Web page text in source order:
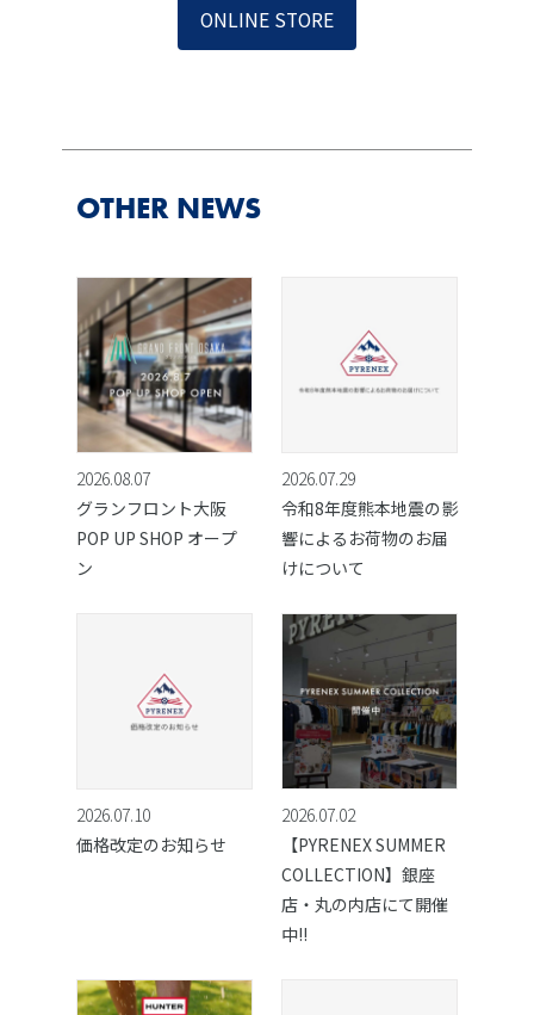
ONLINE STORE
OTHER NEWS
2026.08.07
グランフロント大阪
POP UP SHOP オープ
ン
2026.07.29
令和8年度熊本地震の影
響によるお荷物のお届
けについて
2026.07.10
価格改定のお知らせ
2026.07.02
【PYRENEX SUMMER
COLLECTION】銀座
店・丸の内店にて開催
中!!